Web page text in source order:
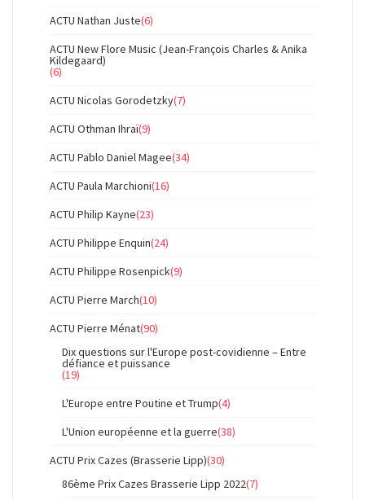
ACTU Nathan Juste(6)
ACTU New Flore Music (Jean-François Charles & Anika
Kildegaard)
(6)
ACTU Nicolas Gorodetzky(7)
ACTU Othman Ihraï(9)
ACTU Pablo Daniel Magee(34)
ACTU Paula Marchioni(16)
ACTU Philip Kayne(23)
ACTU Philippe Enquin(24)
ACTU Philippe Rosenpick(9)
ACTU Pierre March(10)
ACTU Pierre Ménat(90)
Dix questions sur l'Europe post-covidienne – Entre
défiance et puissance
(19)
L'Europe entre Poutine et Trump(4)
L'Union européenne et la guerre(38)
ACTU Prix Cazes (Brasserie Lipp)(30)
86ème Prix Cazes Brasserie Lipp 2022(7)